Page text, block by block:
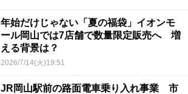
年始だけじゃない「夏の福袋」イオンモ
ール岡山では7店舗で数量限定販売へ 増
える背景は？
2026/7/14(火)19:51
JR岡山駅前の路面電車乗り入れ事業 市